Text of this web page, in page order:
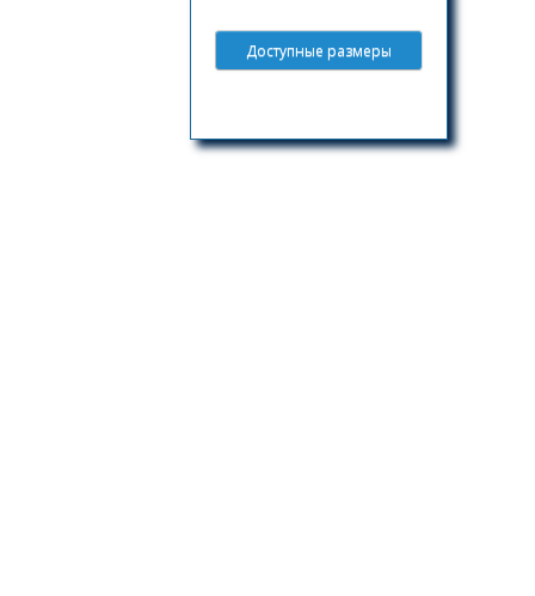
Доступные размеры